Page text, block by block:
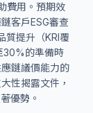
費用。預期效
客戶ESG審查
質提升（KRI覆
30%的準備時
鏈議價能力的
性揭露文件，
優勢。